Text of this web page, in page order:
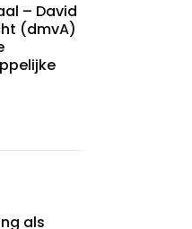
– David
(dmvA)
als